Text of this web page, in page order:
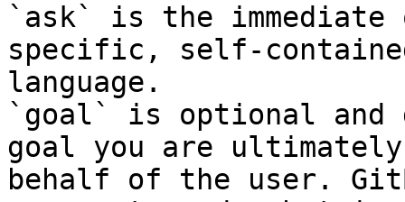
`ask` is the
specific, self-
language.
`goal` is optional and
goal you are
behalf of the user.